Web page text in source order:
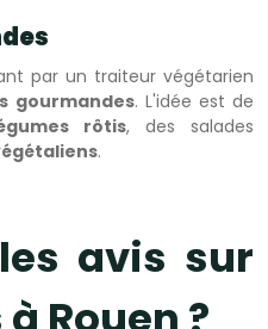
par un traiteur végétarien
gourmandes. L'idée est de
rôtis, des salades
.
avis sur